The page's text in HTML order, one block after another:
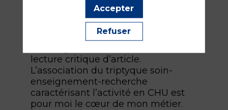
me permet de mener une activité
de recheche clinique dans la
thématique de la neuro-
réanimation et des activités
lecture critique d’article.
L’association du triptyque soin-
enseignement-recherche
caractérisant l’activité en CHU est
pour moi le cœur de mon métier.
Accepter
Refuser